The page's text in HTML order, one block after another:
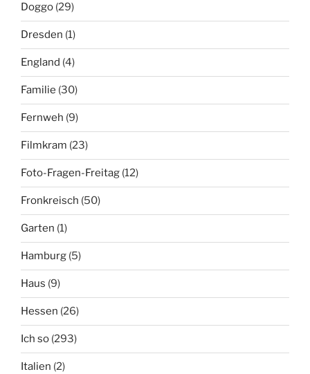
Doggo (29)
Dresden (1)
England (4)
Familie (30)
Fernweh (9)
Filmkram (23)
Foto-Fragen-Freitag (12)
Fronkreisch (50)
Garten (1)
Hamburg (5)
Haus (9)
Hessen (26)
Ich so (293)
Italien (2)